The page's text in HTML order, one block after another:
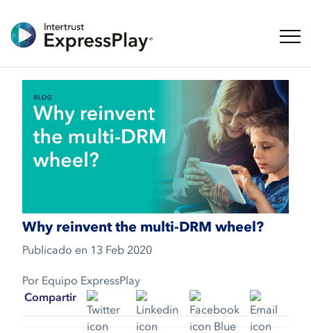
Why reinvent the multi-DRM wheel?
Publicado en 13 Feb 2020
Por Equipo ExpressPlay
Compartir